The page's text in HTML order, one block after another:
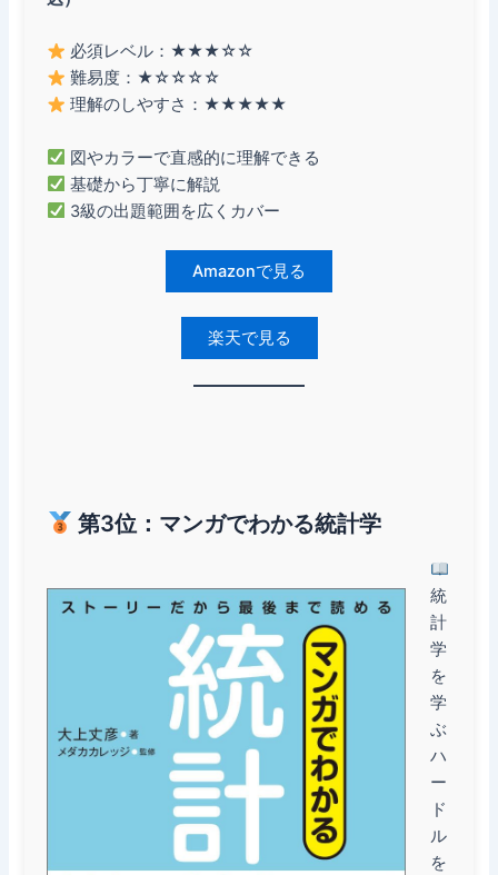
必須レベル：★★★☆☆
難易度：★☆☆☆☆
理解のしやすさ：★★★★★
図やカラーで直感的に理解できる
基礎から丁寧に解説
3級の出題範囲を広くカバー
Amazonで見る
楽天で見る
第3位：マンガでわかる統計学
統
計
学
を
学
ぶ
ハ
ー
ド
ル
を